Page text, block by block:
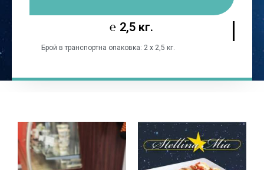
℮ 2,5 кг.
Брой в транспортна опаковка: 2 х 2,5 кг.